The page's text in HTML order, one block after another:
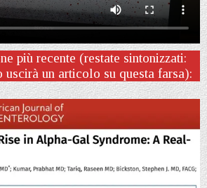
più recente (restate sintonizzati:
un articolo su questa farsa):